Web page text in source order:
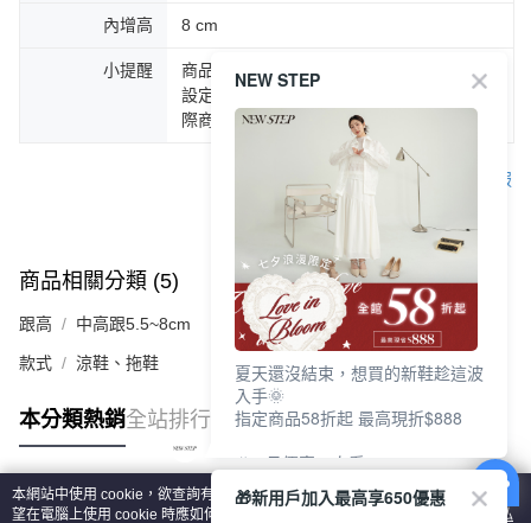
內增高 8 cm
小提醒
商品圖片顏色會因拍攝燈光環境或個人螢幕
設定不同，而造成部份色差現象，顏色以實
際商品為主。
客服
商品相關分類 (5) 查看全部
跟高 中高跟5.5~8cm
款式 涼鞋、拖鞋
本分類熱銷全站排行
熱門標籤
本網站中使用 cookie，欲查詢有關本網站使用 cookie 方式之詳情，及若您不希
望在電腦上使用 cookie 時應如何變更電腦的 cookie 設定，請參閱本網站「
隱私
NEW STEP
夏天還沒結束，想買的新鞋趁這波
入手🌞
指定商品58折起 最高現折$888
🎉 8月優惠一次看
①LINE購物最高10%回饋
②每周限定品現折200
🎁新用戶加入最高享650優惠